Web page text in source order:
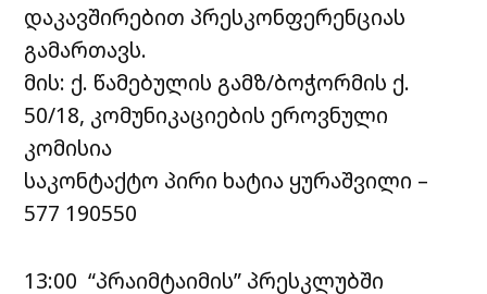
დაკავშირებით პრესკონფერენციას
გამართავს.
მის: ქ. წამებულის გამზ/ბოჭორმის ქ.
50/18, კომუნიკაციების ეროვნული
კომისია
საკონტაქტო პირი ხატია ყურაშვილი –
577 190550
13:00 “პრაიმტაიმის” პრესკლუბში